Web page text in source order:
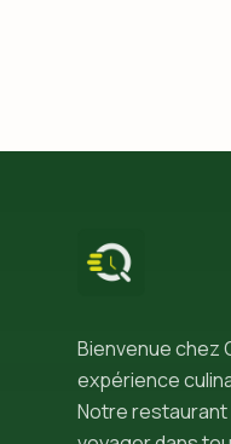
Bienvenue chez
expérience
Notre restaurant